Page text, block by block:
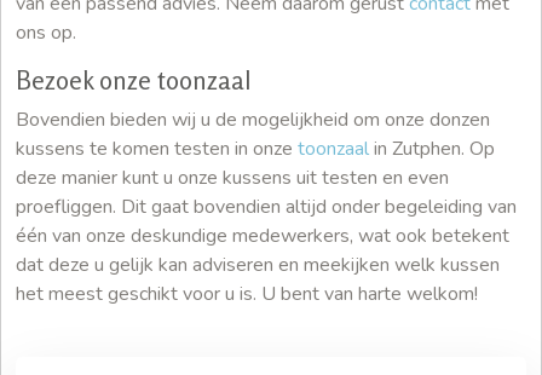
ons op.
Bezoek onze toonzaal
Bovendien bieden wij u de mogelijkheid om onze donzen
kussens te komen testen in onze toonzaalin Zutphen. Op
deze manier kunt u onze kussens uit testen en even
proefliggen. Dit gaat bovendien altijd onder begeleiding van
één van onze deskundige medewerkers, wat ook betekent
dat deze u gelijk kan adviseren en meekijken welk kussen
het meest geschikt voor u is. U bent van harte welkom!